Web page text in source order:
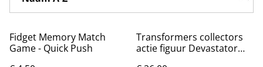
Fidget Memory Match
Game - Quick Push
Transformers collectors
actie figuur Devastator